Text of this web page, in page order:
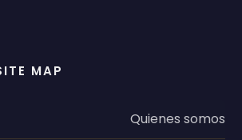
MAP
Quienes somos